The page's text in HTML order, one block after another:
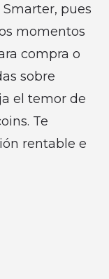
pues
momentos
compra o
sobre
el temor de
Te
rentable e